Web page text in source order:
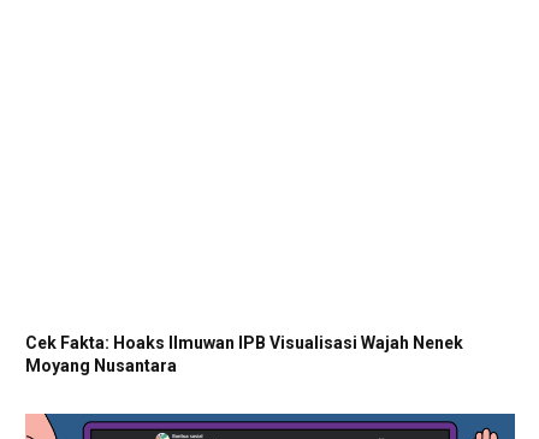
Cek Fakta: Hoaks Ilmuwan IPB Visualisasi Wajah Nenek
Moyang Nusantara